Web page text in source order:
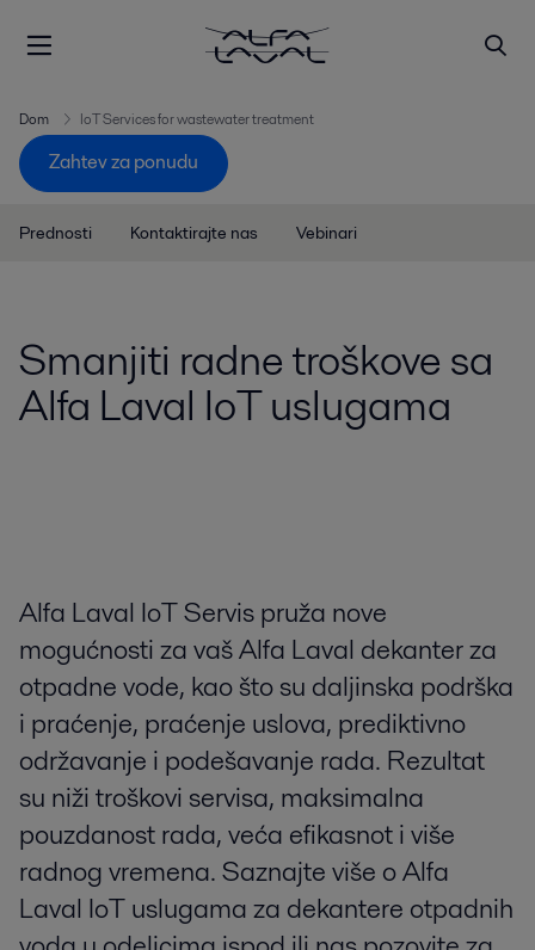
Dom IoT Services for wastewater treatment
Zahtev za ponudu
Prednosti Kontaktirajte nas Vebinari
Smanjiti radne troškove sa
Alfa Laval IoT uslugama
Alfa Laval IoT Servis pruža nove
mogućnosti za vaš Alfa Laval dekanter za
otpadne vode, kao što su daljinska podrška
i praćenje, praćenje uslova, prediktivno
održavanje i podešavanje rada. Rezultat
su niži troškovi servisa, maksimalna
pouzdanost rada, veća efikasnot i više
radnog vremena. Saznajte više o Alfa
Laval IoT uslugama za dekantere otpadnih